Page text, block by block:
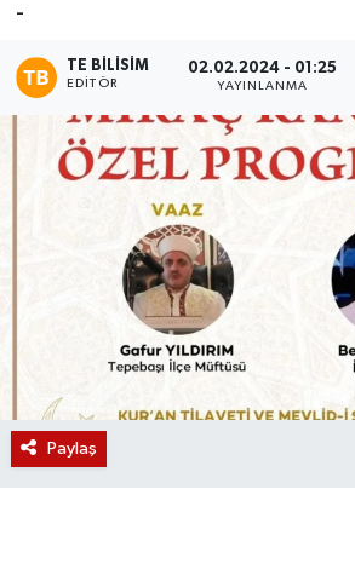
-
TE BILISIM
EDITÖR
02.02.2024 - 01:25
YAYINLANMA
Paylaş
Magazin
Etkinlikler